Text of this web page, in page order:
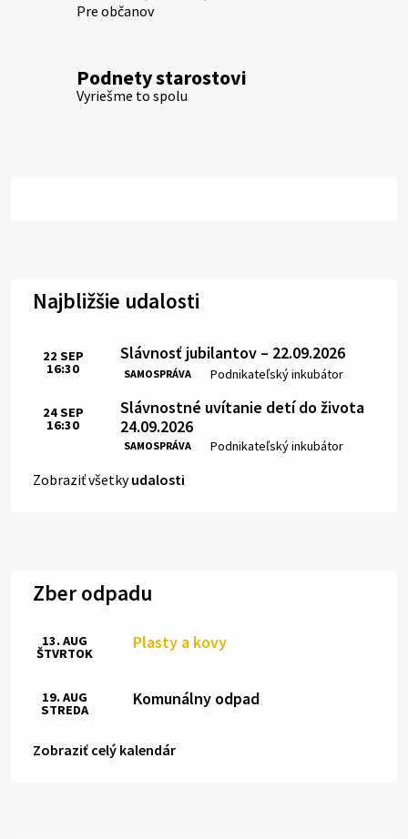
Pre občanov
Podnety starostovi
Vyriešme to spolu
Najbližšie udalosti
Slávnosť jubilantov – 22.09.2026
SAMOSPRÁVA Miesto:
Podnikateľský inkubátor
Čas:
22 SEP
16:30
Slávnostné uvítanie detí do života
24.09.2026
SAMOSPRÁVA Miesto:
Podnikateľský inkubátor
Čas:
24SEP
16:30
Zobraziť všetkyudalosti
Zber odpadu
Plasty a kovy
13. AUG
ŠTVRTOK
Komunálny odpad
19. AUG
STREDA
Zobraziť celý kalendár